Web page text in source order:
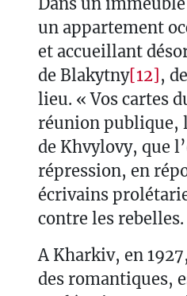
un appartement
et accueillant
de Blakytny[12],
lieu. « Vos cartes
réunion publique,
de Khvylovy, que
répression, en
écrivains
contre les rebelles.
A Kharkiv, en
des romantiques,